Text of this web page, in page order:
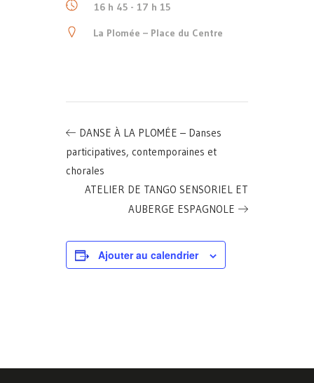
16 h 45 - 17 h 15
La Plomée – Place du Centre
DANSE À LA PLOMÉE – Danses
participatives, contemporaines et
chorales
ATELIER DE TANGO SENSORIEL ET
AUBERGE ESPAGNOLE
Ajouter au calendrier